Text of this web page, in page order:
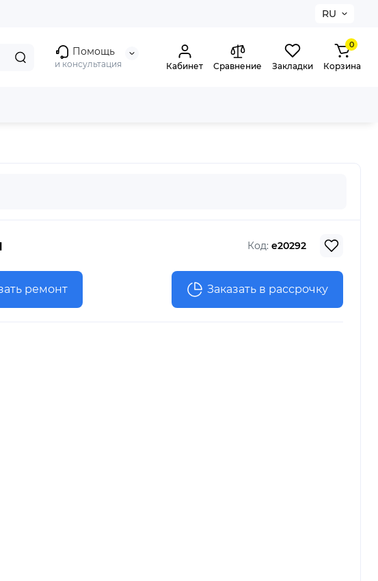
RU
Помощь
и консультация Кабинет Сравнение Закладки
0
Корзина
Код: e20292
ремонт Заказать в рассрочку